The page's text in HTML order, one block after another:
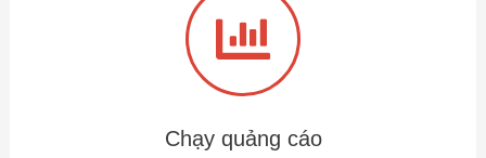
Chạy quảng cáo